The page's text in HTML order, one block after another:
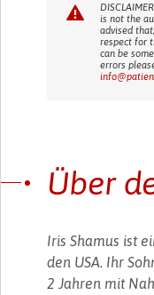
is not the
advised
respect for
can be
errors
Über
Iris Shamus ist
den USA. Ihr
2 Jahren mit